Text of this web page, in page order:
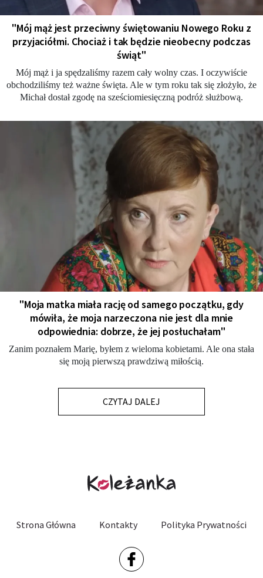
"Mój mąż jest przeciwny świętowaniu Nowego Roku z
przyjaciółmi. Chociaż i tak będzie nieobecny podczas
świąt"
Mój mąż i ja spędzaliśmy razem cały wolny czas. I oczywiście
obchodziliśmy też ważne święta. Ale w tym roku tak się złożyło, że
Michał dostał zgodę na sześciomiesięczną podróż służbową.
"Moja matka miała rację od samego początku, gdy
mówiła, że moja narzeczona nie jest dla mnie
odpowiednia: dobrze, że jej posłuchałam"
Zanim poznałem Marię, byłem z wieloma kobietami. Ale ona stała
się moją pierwszą prawdziwą miłością.
CZYTAJ DALEJ
Strona Główna Kontakty Polityka Prywatności